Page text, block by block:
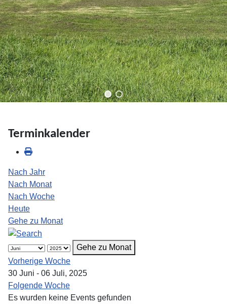
Terminkalender
Nach Jahr
Nach Monat
Nach Woche
Heute
Gehe zu Monat
Gehe zu Monat
Vorherige Woche
30 Juni - 06 Juli, 2025
Folgende Woche
Es wurden keine Events gefunden